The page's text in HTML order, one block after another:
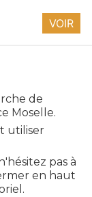
de
Moselle.
utiliser
pas à
en haut
Fermer
VOIR